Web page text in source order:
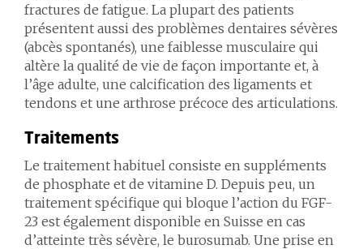
fractures de fatigue. La plupart des patients
présentent aussi des problèmes dentaires sévères
(abcès spontanés), une faiblesse musculaire qui
altère la qualité de vie de façon importante et, à
l’âge adulte, une calcification des ligaments et
tendons et une arthrose précoce des articulations.
Traitements
Le traitement habituel consiste en suppléments
de phosphate et de vitamine D. Depuis peu, un
traitement spécifique qui bloque l’action du FGF-
23 est également disponible en Suisse en cas
d’atteinte très sévère, le burosumab. Une prise en